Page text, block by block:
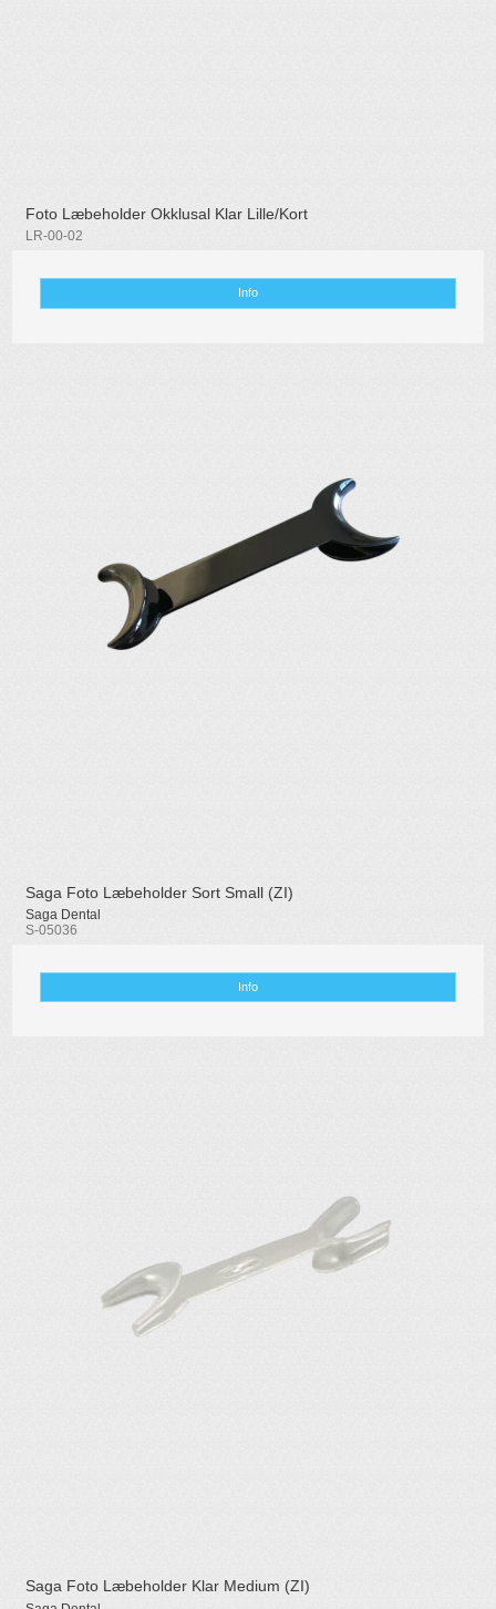
Foto Læbeholder Okklusal Klar Lille/Kort
LR-00-02
Info
Saga Foto Læbeholder Sort Small (ZI)
Saga Dental
S-05036
Info
Saga Foto Læbeholder Klar Medium (ZI)